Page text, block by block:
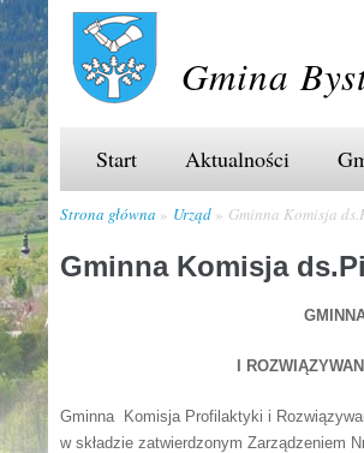
Gmina
Start Aktualności
Strona główna Urząd Gminna Komisja
Gminna Komisja
I
Gminna Komisja Profilaktyki i
w składzie zatwierdzonym Zarządzeniem